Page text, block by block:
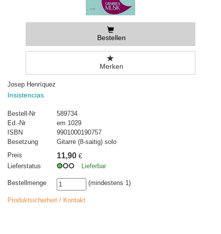
Bestellen
Merken
Josep Henríquez
Insistencias
Bestell-Nr
589734
Ed.-Nr
em 1029
ISBN
9901000190757
Besetzung
Gitarre (8-saitig) solo
Preis
11,90 €
Lieferstatus
Lieferbar
Bestellmenge (mindestens 1)
Produktsicherheit / Kontakt